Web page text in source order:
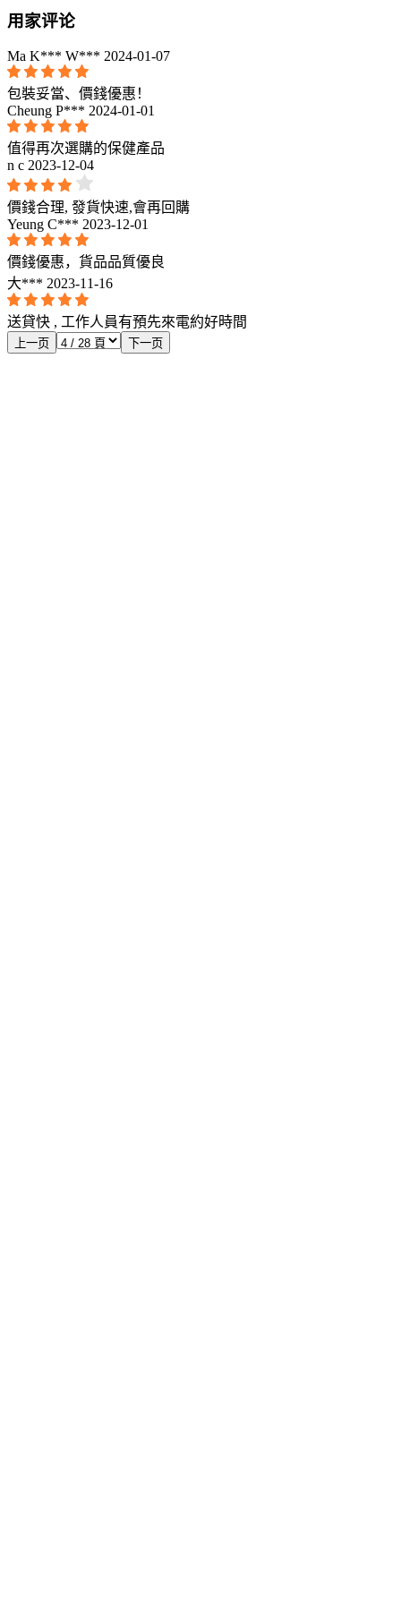
用家评论
Ma K*** W*** 2024-01-07
包裝妥當、價錢優惠！
Cheung P*** 2024-01-01
值得再次選購的保健產品
n c 2023-12-04
價錢合理, 發貨快速,會再回購
Yeung C*** 2023-12-01
價錢優惠，貨品品質優良
大*** 2023-11-16
送貸快 , 工作人員有預先來電約好時間
上一页 下一页